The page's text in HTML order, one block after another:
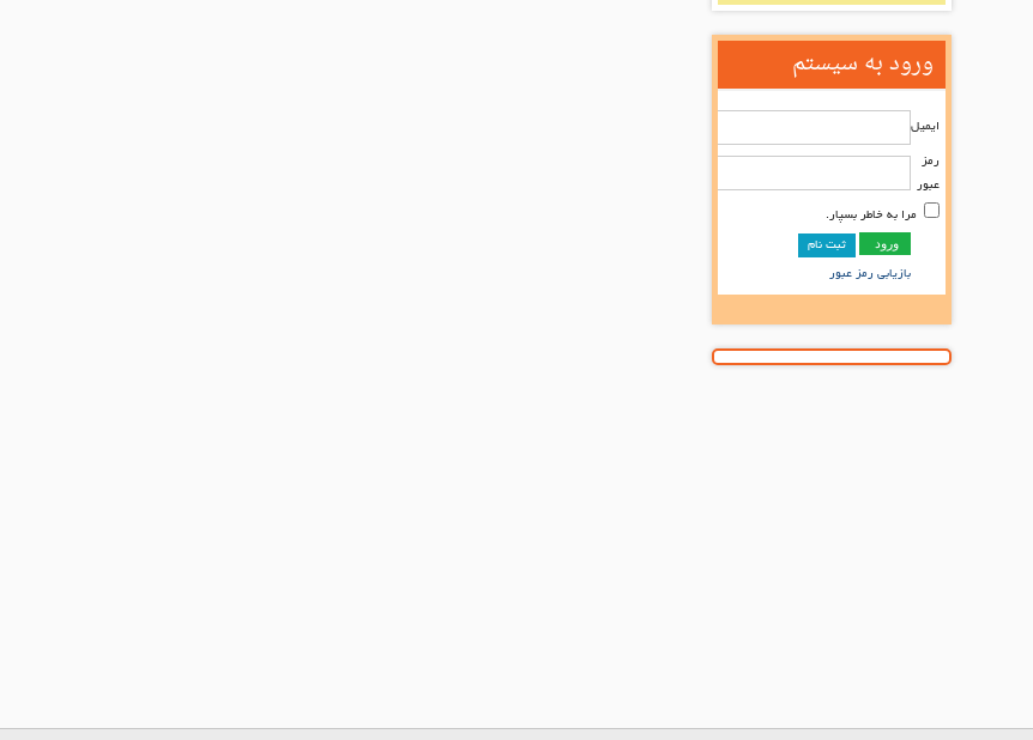
ورود به سیستم
ایمیل
رمز
عبور
مرا به خاطر بسپار.
ثبت نام
بازیابی رمز عبور